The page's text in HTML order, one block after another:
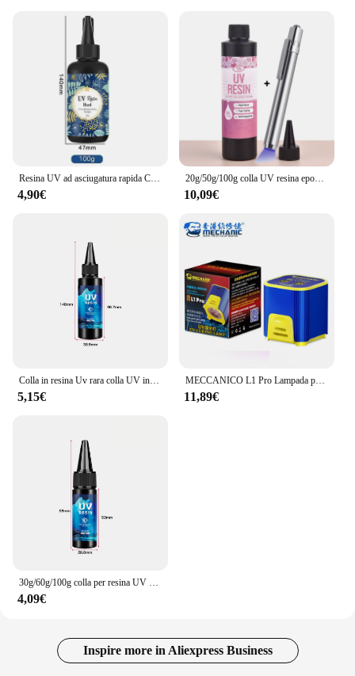
Resina UV ad asciugatura rapida Crystal Clear tipo duro colla UV resina epossidica polimerizzante a raggi ultravioletti per gioielli fai da te che fanno decorazione artigianale
4,90€
20g/50g/100g colla UV resina epossidica gioielli fai da te che fanno alta trasparenza asciugatura rapida colla ad alta durezza lampada UV decorazione artigianale fai da te
10,09€
5,15€
MECCANICO L1 Pro Lampada polimerizzante UV intelligente Doppia lampada Strumento di riparazione polimerizzazione rapida OCA Maschera di saldatura ottica Colla in resina a olio
11,89€
4,09€
Inspire more in Aliexpress Business